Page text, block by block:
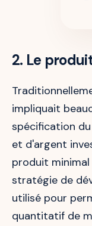
2. Le
impliquait
spécification
et d'argent
produit minimal
stratégie de
utilisé pour
quantitatif de